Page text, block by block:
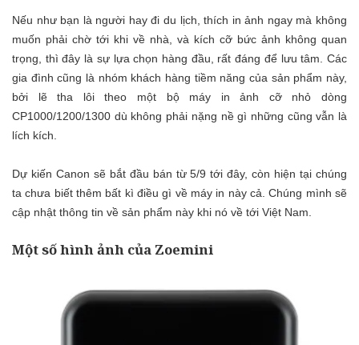
Nếu như bạn là người hay đi du lịch, thích in ảnh ngay mà không
muốn phải chờ tới khi về nhà, và kích cỡ bức ảnh không quan
trọng, thì đây là sự lựa chọn hàng đầu, rất đáng để lưu tâm. Các
gia đình cũng là nhóm khách hàng tiềm năng của sản phẩm này,
bởi lẽ tha lôi theo một bộ máy in ảnh cỡ nhỏ dòng
CP1000/1200/1300 dù không phải nặng nề gì những cũng vẫn là
lích kích.
Dự kiến Canon sẽ bắt đầu bán từ 5/9 tới đây, còn hiện tại chúng
ta chưa biết thêm bất kì điều gì về máy in này cả. Chúng mình sẽ
cập nhật thông tin về sản phẩm này khi nó về tới Việt Nam.
Một số hình ảnh của Zoemini